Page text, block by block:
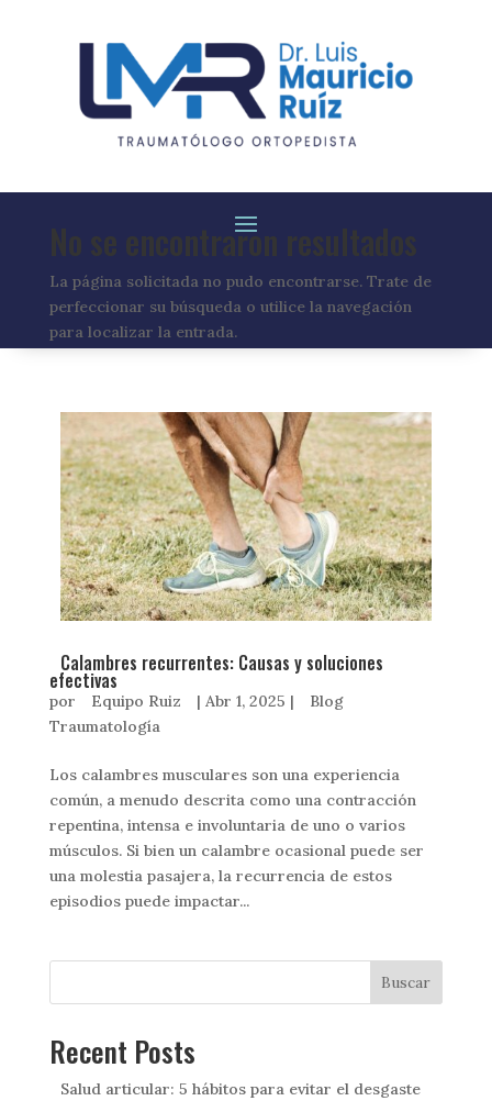
No se encontraron resultados
La página solicitada no pudo encontrarse. Trate de
perfeccionar su búsqueda o utilice la navegación
para localizar la entrada.
Calambres recurrentes: Causas y soluciones
efectivas
por Equipo Ruiz | Abr 1, 2025 |
Blog
Traumatología
Los calambres musculares son una experiencia
común, a menudo descrita como una contracción
repentina, intensa e involuntaria de uno o varios
músculos. Si bien un calambre ocasional puede ser
una molestia pasajera, la recurrencia de estos
episodios puede impactar...
Buscar
Recent Posts
Salud articular: 5 hábitos para evitar el desgaste